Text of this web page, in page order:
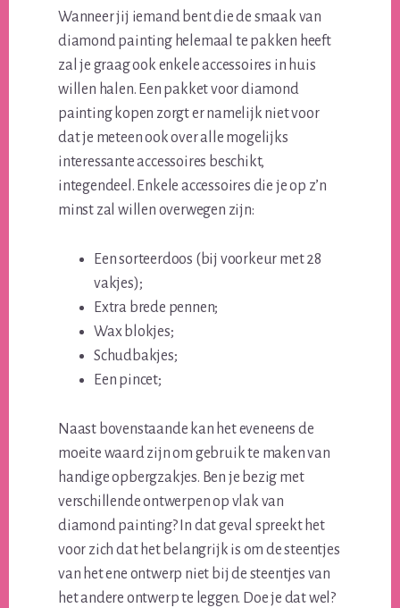
Wanneer jij iemand bent die de smaak van
diamond painting helemaal te pakken heeft
zal je graag ook enkele accessoires in huis
willen halen. Een pakket voor diamond
painting kopen zorgt er namelijk niet voor
dat je meteen ook over alle mogelijks
interessante accessoires beschikt,
integendeel. Enkele accessoires die je op z’n
minst zal willen overwegen zijn:
Een sorteerdoos (bij voorkeur met 28
vakjes);
Extra brede pennen;
Wax blokjes;
Schudbakjes;
Een pincet;
Naast bovenstaande kan het eveneens de
moeite waard zijn om gebruik te maken van
handige opbergzakjes. Ben je bezig met
verschillende ontwerpen op vlak van
diamond painting? In dat geval spreekt het
voor zich dat het belangrijk is om de steentjes
van het ene ontwerp niet bij de steentjes van
het andere ontwerp te leggen. Doe je dat wel?